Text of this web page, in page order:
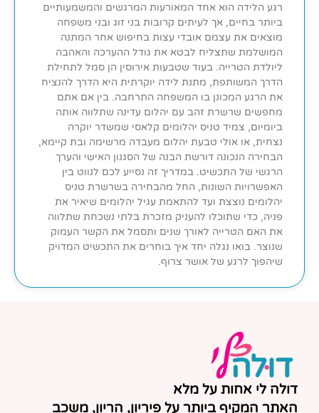
רגע הלידה הוא אחד המאורעות המרגשים והמשמעותיים
ביותר בחיים, אך לעיתים קרובות בני זוג ובני משפחה
מוצאים את עצמם אובדי עצות בחיפוש אחר המתנה
המושלמת שתצליח לבטא את גודל ההערכה והאהבה
ליולדת הטרייה. בעוד שטבעות אירוסין הן סמל לתחילת
הדרך המשותפת, מתנת לידה יוקרתית היא הדרך להנציח
את הרגע המכונן בו המשפחה התרחבה. בין אם אתם
מחפשים שרשרת זהב עם יהלום עדינה שתלווה אותה
ביומיום, צמיד טניס יהלומים קלאסי שמשדר יוקרה
נצחית, או אולי טבעת יהלום מעבדה מרשימה ובת קיימא,
הבחירה הנכונה דורשת הבנה של הסגנון האישי והערך
הרגשי של התכשיט. במדריך זה נסייע לכם לנווט בין
האפשרויות השונות, החל מהבחירה בשרשרת טניס
יהלומים נוצצת ועד להתאמת עגיל יהלומים שיאיר את
פניה, כדי שתוכלו להעניק מזכרת בלתי נשכחת שתלווה
את האם הטרייה לאורך שנים ותסמל את הקשר העמוק
שנוצר. בואו נגלה יחד איך בוחרים את התכשיט המדויק
שיהפוך לרגע של אושר צרוף.
דולה לי אחות על מלא
האתר המקיף ביותר על פיריון, הריון, משכב